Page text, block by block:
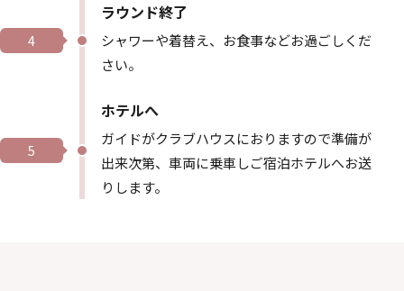
4
ラウンド終了
シャワーや着替え、お食事などお過ごしくだ
さい。
5
ホテルへ
ガイドがクラブハウスにおりますので準備が
出来次第、車両に乗車しご宿泊ホテルへお送
りします。